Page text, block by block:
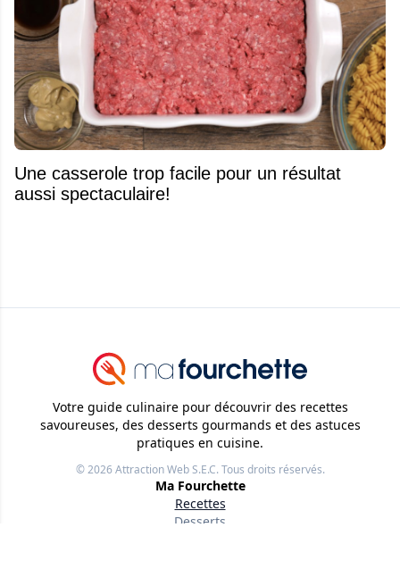
Une casserole trop facile pour un résultat
aussi spectaculaire!
Votre guide culinaire pour découvrir des recettes
savoureuses, des desserts gourmands et des astuces
pratiques en cuisine.
© 2026Attraction Web S.E.C.Tous droits réservés.
Ma Fourchette
Recettes
Desserts